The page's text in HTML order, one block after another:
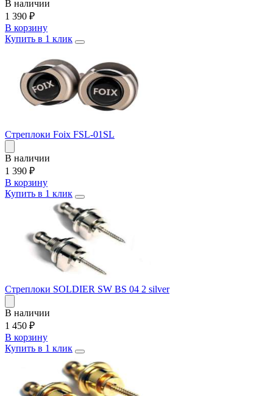
В наличии
1 390 ₽
В корзину
Купить в 1 клик
Стреплоки Foix FSL-01SL
В наличии
1 390 ₽
В корзину
Купить в 1 клик
Стреплоки SOLDIER SW BS 04 2 silver
В наличии
1 450 ₽
В корзину
Купить в 1 клик